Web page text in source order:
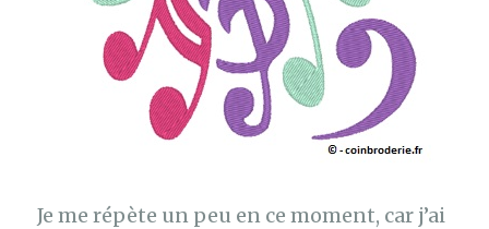
Je me répète un peu en ce moment, car j’ai